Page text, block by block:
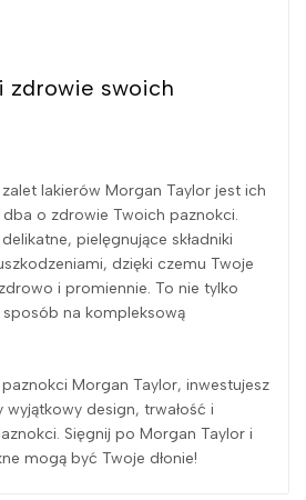
zdrowie swoich
lakierów Morgan Taylor jest ich
dba o zdrowie Twoich paznokci.
pielęgnujące składniki
dzięki czemu Twoje
i promiennie. To nie tylko
na kompleksową
Morgan Taylor, inwestujesz
wyjątkowy design, trwałość i
Sięgnij po Morgan Taylor i
mogą być Twoje dłonie!